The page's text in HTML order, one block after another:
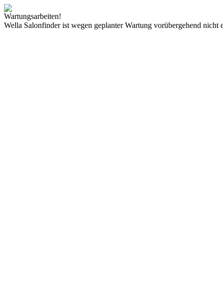
Wartungsarbeiten!
Wella Salonfinder ist wegen geplanter Wartung vorübergehend